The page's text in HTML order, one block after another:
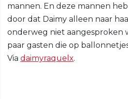
mannen. En deze mannen
door dat Daimy alleen naar
onderweg niet aangesproken
paar gasten die op
Via daimyraquelx.